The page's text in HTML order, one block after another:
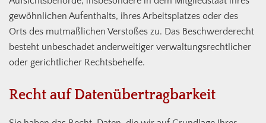
gewöhnlichen Aufenthalts, ihres Arbeitsplatzes oder des
Orts des mutmaßlichen Verstoßes zu. Das Beschwerderecht
besteht unbeschadet anderweitiger verwaltungsrechtlicher
oder gerichtlicher Rechtsbehelfe.
Recht auf Daten­übertrag­barkeit